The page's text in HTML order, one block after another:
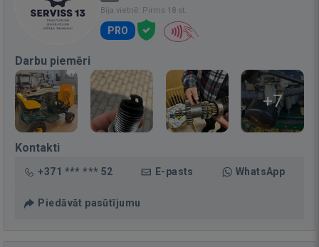
Bija vietnē: Pirms 18 st.
PRO
Darbu piemēri
+7
Kontakti
+371 *** *** 52 E-pasts WhatsApp
Piedāvāt pasūtījumu